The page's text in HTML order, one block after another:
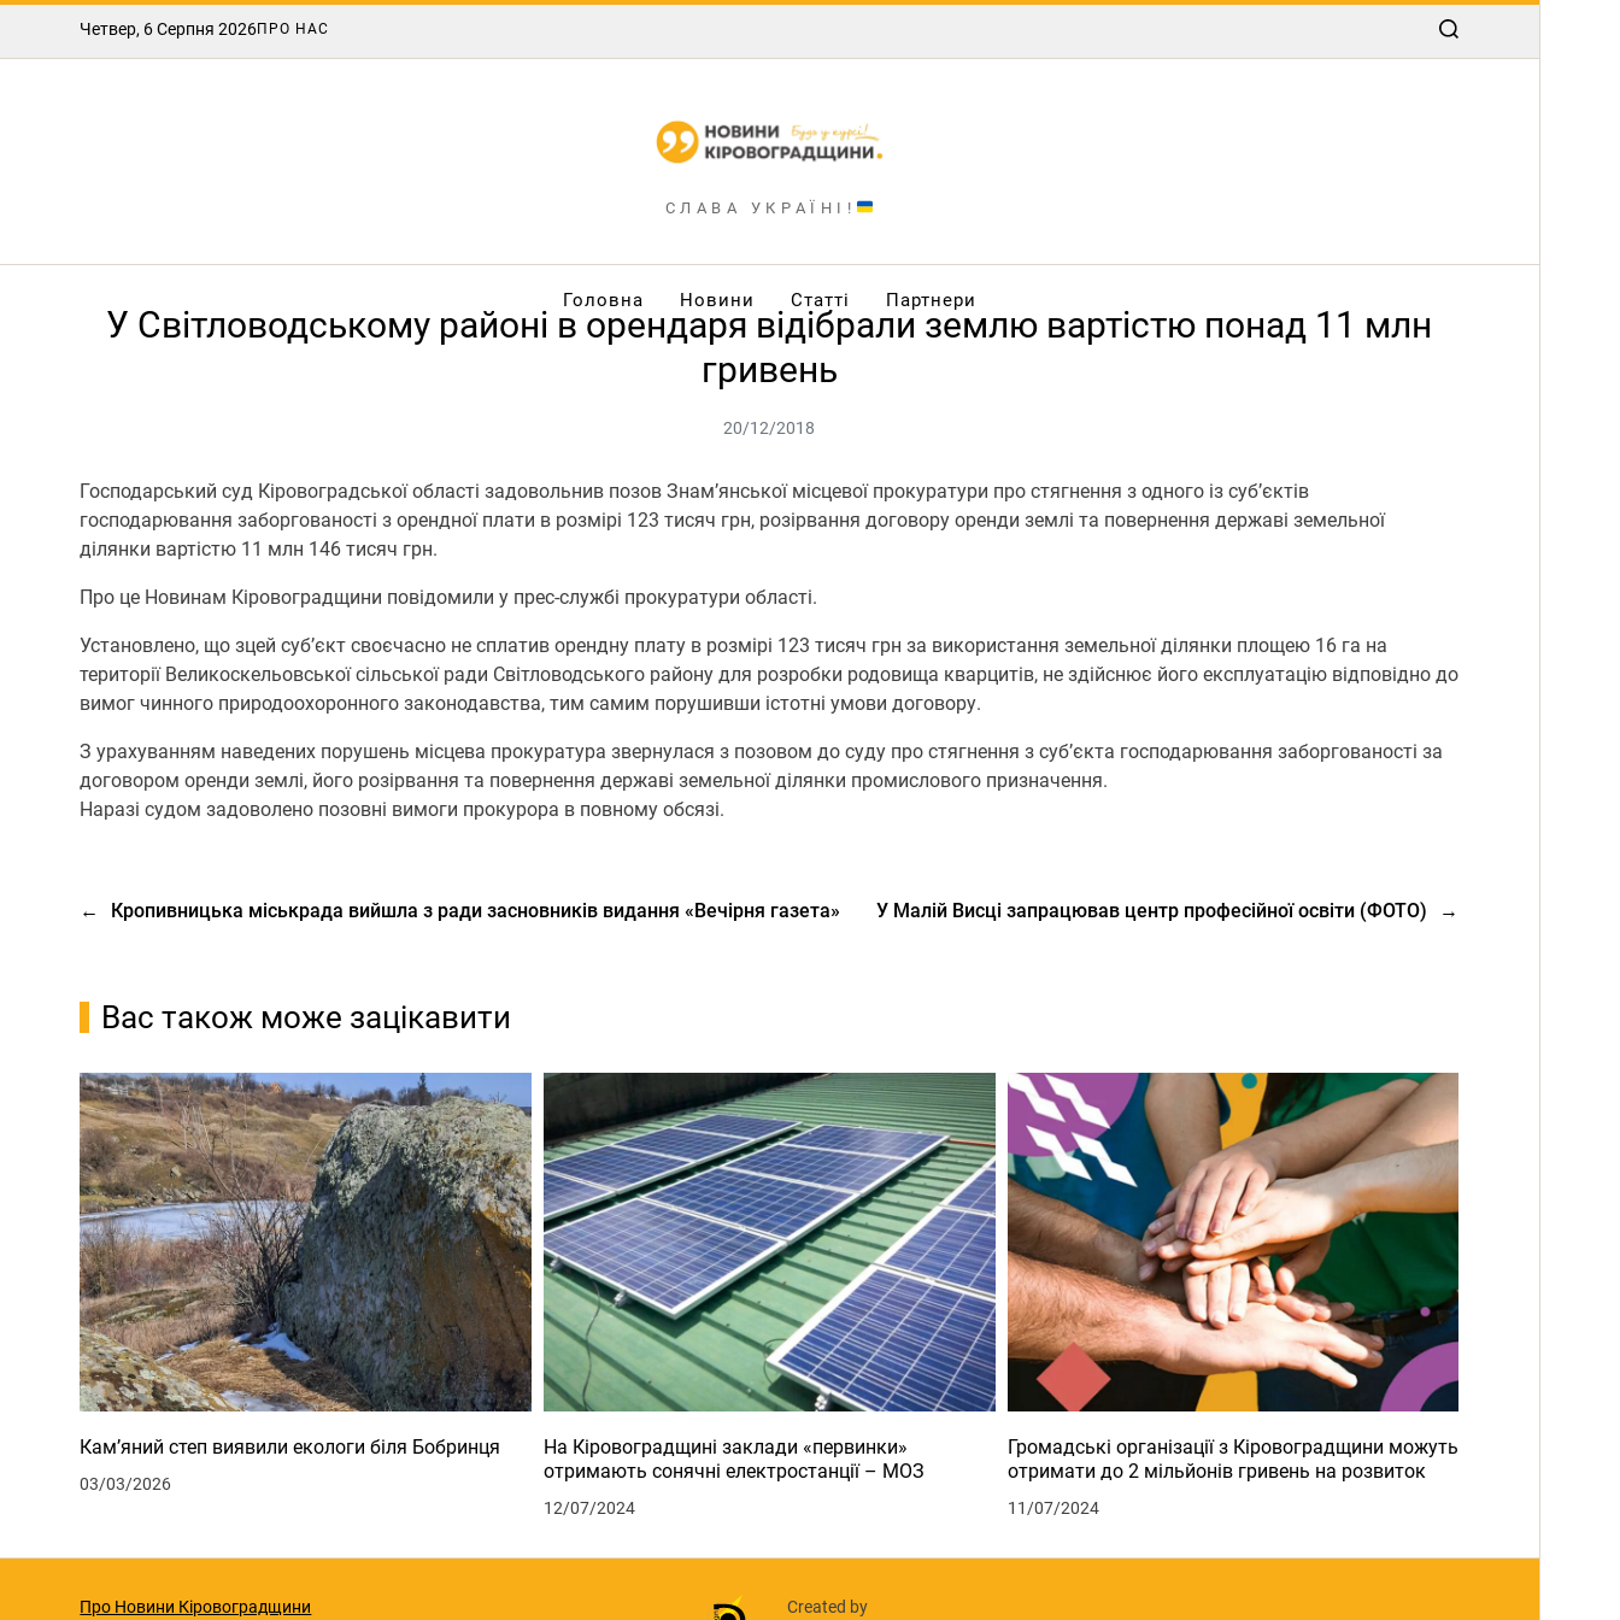
Четвер, 6 Серпня 2026ПРО НАС
СЛАВА УКРАЇНІ!
Головна Новини Статті Партнери
У Світловодському районі в орендаря відібрали землю вартістю понад 11 млн
гривень
20/12/2018
Господарський суд Кіровоградської області задовольнив позов Знам’янської місцевої прокуратури про стягнення з одного із суб’єктів
господарювання заборгованості з орендної плати в розмірі 123 тисяч грн, розірвання договору оренди землі та повернення державі земельної
ділянки вартістю 11 млн 146 тисяч грн.
Про це Новинам Кіровоградщини повідомили у прес-службі прокуратури області.
Установлено, що зцей суб’єкт своєчасно не сплатив орендну плату в розмірі 123 тисяч грн за використання земельної ділянки площею 16 га на
території Великоскельовської сільської ради Світловодського району для розробки родовища кварцитів, не здійснює його експлуатацію відповідно до
вимог чинного природоохоронного законодавства, тим самим порушивши істотні умови договору.
З урахуванням наведених порушень місцева прокуратура звернулася з позовом до суду про стягнення з суб’єкта господарювання заборгованості за
договором оренди землі, його розірвання та повернення державі земельної ділянки промислового призначення.
Наразі судом задоволено позовні вимоги прокурора в повному обсязі.
← Кропивницька міськрада вийшла з ради засновників видання «Вечірня газета» →
У Малій Висці запрацював центр професійної освіти (ФОТО)
Вас також може зацікавити
Кам’яний степ виявили екологи біля Бобринця
03/03/2026
На Кіровоградщині заклади «первинки»
отримають сонячні електростанції – МОЗ
12/07/2024
Громадські організації з Кіровоградщини можуть
отримати до 2 мільйонів гривень на розвиток
11/07/2024
Про Новини Кіровоградщини Created by